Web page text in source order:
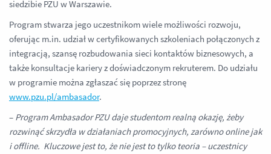
siedzibie PZU w Warszawie.
Program stwarza jego uczestnikom wiele możliwości rozwoju,
oferując m.in. udział w certyfikowanych szkoleniach połączonych z
integracją, szansę rozbudowania sieci kontaktów biznesowych, a
także konsultacje kariery z doświadczonym rekruterem. Do udziału
w programie można zgłaszać się poprzez stronę
www.pzu.pl/ambasador.
– Program Ambasador PZU daje studentom realną okazję, żeby
rozwinąć skrzydła w działaniach promocyjnych, zarówno online jak
i offline. Kluczowe jest to, że nie jest to tylko teoria – uczestnicy